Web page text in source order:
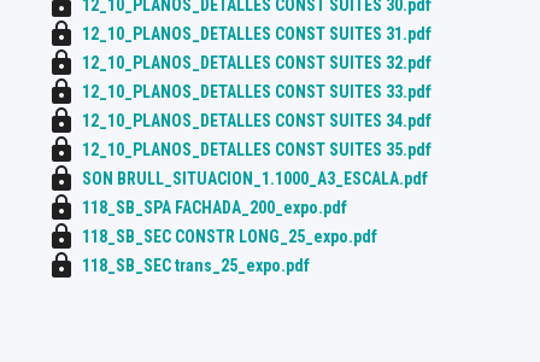
12_10_PLANOS_DETALLES CONST SUITES 30.pdf
lock 12_10_PLANOS_DETALLES CONST SUITES 31.pdf
lock 12_10_PLANOS_DETALLES CONST SUITES 32.pdf
lock 12_10_PLANOS_DETALLES CONST SUITES 33.pdf
lock 12_10_PLANOS_DETALLES CONST SUITES 34.pdf
lock 12_10_PLANOS_DETALLES CONST SUITES 35.pdf
lock SON BRULL_SITUACION_1.1000_A3_ESCALA.pdf
lock 118_SB_SPA FACHADA_200_expo.pdf
lock 118_SB_SEC CONSTR LONG_25_expo.pdf
lock 118_SB_SEC trans_25_expo.pdf